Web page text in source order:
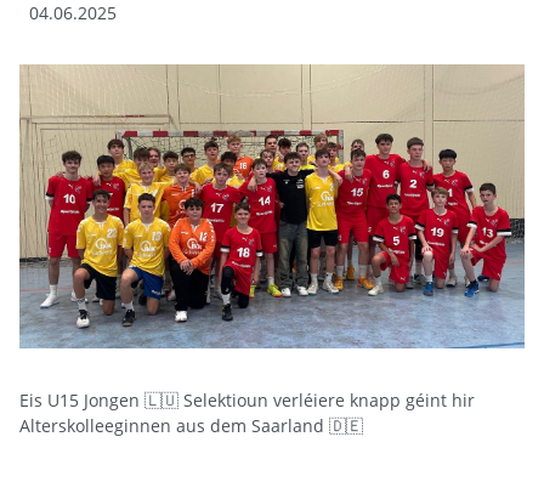
04.06.2025
Eis U15 Jongen 🇱🇺 Selektioun verléiere knapp géint hir
Alterskolleeginnen aus dem Saarland 🇩🇪